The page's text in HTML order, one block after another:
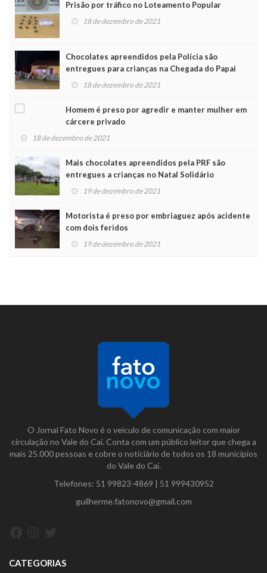
Prisão por tráfico no Loteamento Popular
18 de dezembro de 2021
Chocolates apreendidos pela Polícia são
entregues para crianças na Chegada do Papai
Noel
18 de dezembro de 2021
Homem é preso por agredir e manter mulher em
cárcere privado
18 de dezembro de 2021
Mais chocolates apreendidos pela PRF são
entregues a crianças no Natal Solidário
19 de dezembro de 2021
Motorista é preso por embriaguez após acidente
com dois feridos
19 de dezembro de 2021
O Jornal Fato Novo é o veículo de comunicação com maior
circulação no Vale do Caí. Conta com um público leitor que chega a
mais 25.000 pessoas e cobre o noticiário de todos os 18 municípios
do Vale do Caí.
Telefones: 51 99823-4869 | 51 999430952
guilherme.fatonovo@gmail.com
CATEGORIAS